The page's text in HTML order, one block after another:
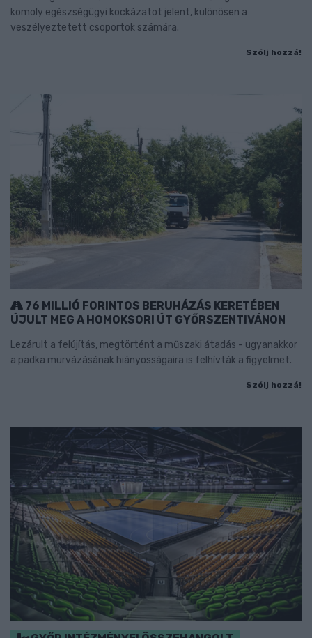
komoly egészségügyi kockázatot jelent, különösen a
veszélyeztetett csoportok számára.
Szólj hozzá!
76 MILLIÓ FORINTOS BERUHÁZÁS KERETÉBEN
ÚJULT MEG A HOMOKSORI ÚT GYŐRSZENTIVÁNON
Lezárult a felújítás, megtörtént a műszaki átadás - ugyanakkor
a padka murvázásának hiányosságaira is felhívták a figyelmet.
Szólj hozzá!